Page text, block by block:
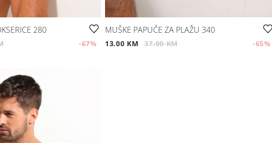
280
-67%
MUŠKE PAPUČE ZA PLAŽU 340
13.00 KM 37.00 KM -65%